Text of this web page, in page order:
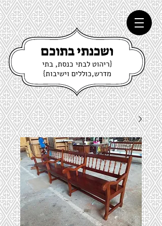
ושכנתי בתוכם
{ריהוט לבתי כנסת, בתי
מדרש,כוללים וישיבות}